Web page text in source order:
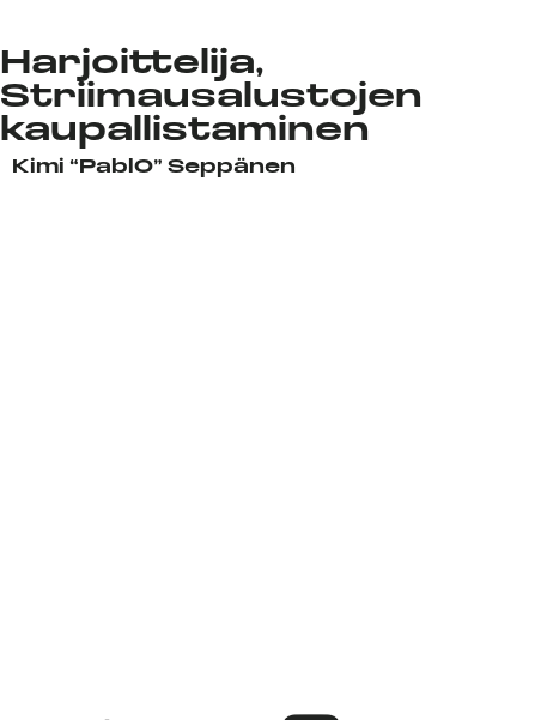
Harjoittelija,
Striimausalustojen
kaupallistaminen
Kimi “Pabl0” Seppänen